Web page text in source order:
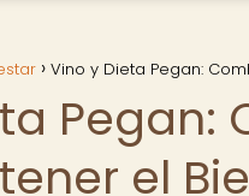
Vino y Dieta Pegan:
Pegan:
el